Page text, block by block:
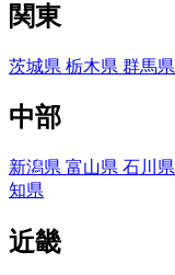
関東
茨城県 栃木県 群馬県
中部
新潟県 富山県 石川県
知県
近畿